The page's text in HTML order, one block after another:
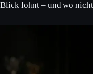
Blick lohnt – und wo